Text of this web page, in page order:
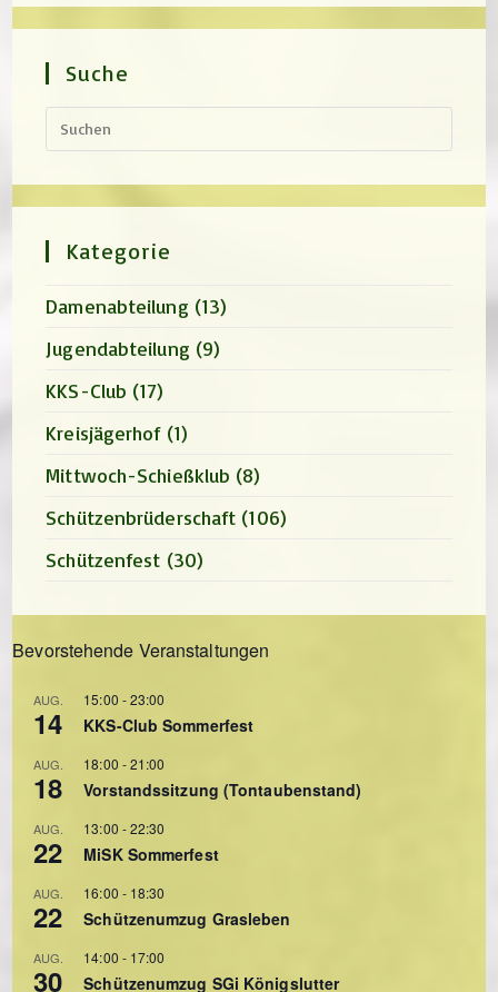
Suche
Kategorie
Damenabteilung (13)
Jugendabteilung (9)
KKS-Club (17)
Kreisjägerhof (1)
Mittwoch-Schießklub (8)
Schützenbrüderschaft (106)
Schützenfest (30)
Bevorstehende Veranstaltungen
AUG.
14
15:00 -23:00
KKS-Club Sommerfest
AUG.
18
18:00 -21:00
Vorstandssitzung (Tontaubenstand)
AUG.
22
13:00 -22:30
MiSK Sommerfest
AUG.
22
16:00 - 18:30
Schützenumzug Grasleben
AUG.
30
14:00 - 17:00
Schützenumzug SGi Königslutter